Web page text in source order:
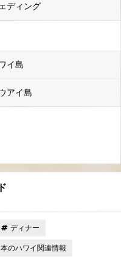
ディング
イ島
アイ島
ディナー
本のハワイ関連情報